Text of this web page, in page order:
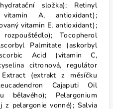
složka); Retinyl
vitamin A, antioxidant);
vitamin E, antioxidant);
Tocopherol
Palmitate (askorbyl
Acid (vitamin C,
citronová, regulátor
(extrakt z měsíčku
Cajaputi Oil
Pelargonium
z pelargonie vonné); Salvia